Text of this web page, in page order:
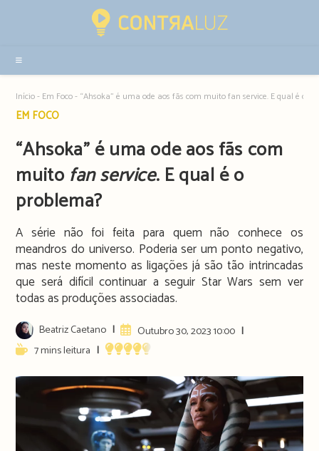
sidebar
Início- Em Foco- “Ahsoka” é uma ode aos fãs com muito fan service. E qual é o
Post
EM FOCO
“Ahsoka” é uma ode aos fãs com
muito fan service. E qual é o
problema?
A série não foi feita para quem não conhece os
meandros do universo. Poderia ser um ponto negativo,
mas neste momento as ligações já são tão intrincadas
que será difícil continuar a seguir Star Wars sem ver
todas as produções associadas.
Post
author:
Beatriz Caetano
Artigo
publicado:
Outubro 30, 2023 10:00
Reading7 mins leitura